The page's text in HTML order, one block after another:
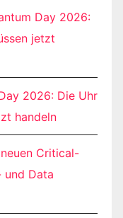
Day 2026:
jetzt
2026: Die Uhr
handeln
Critical-
und Data